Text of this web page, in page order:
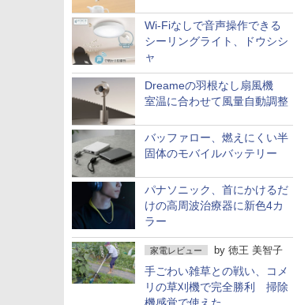
Wi-Fiなしで音声操作できる
シーリングライト、ドウシシ
ャ
Dreameの羽根なし扇風機
室温に合わせて風量自動調整
バッファロー、燃えにくい半
固体のモバイルバッテリー
パナソニック、首にかけるだ
けの高周波治療器に新色4カ
ラー
家電レビュー by 徳王 美智子
手ごわい雑草との戦い、コメ
リの草刈機で完全勝利 掃除